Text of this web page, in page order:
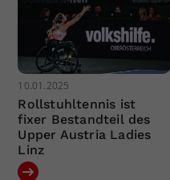
10.01.2025
Rollstuhltennis ist
fixer Bestandteil des
Upper Austria Ladies
Linz